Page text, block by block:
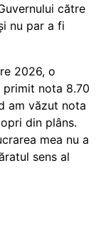
către
nu par a fi
2026, o
nota 8.70
am văzut nota
din plâns.
mea nu a
sens al